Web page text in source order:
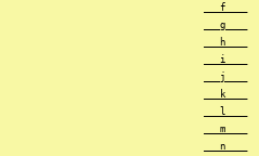
___f____
___g____
___h____
___i____
___j____
___k____
___m____
___n____